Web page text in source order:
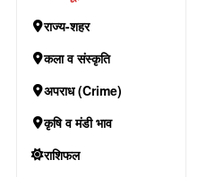
राज्य-शहर
कला व संस्कृति
अपराध (Crime)
कृषि व मंडी भाव
राशिफल